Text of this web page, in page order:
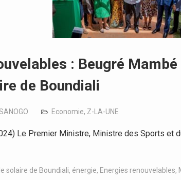
: Beugré
de Boundiali
Economie, Z-LA-UNE
Le Premier Ministre, Ministre des Sports et
solaire de Boundiali, énergie, Energies renouvelables,